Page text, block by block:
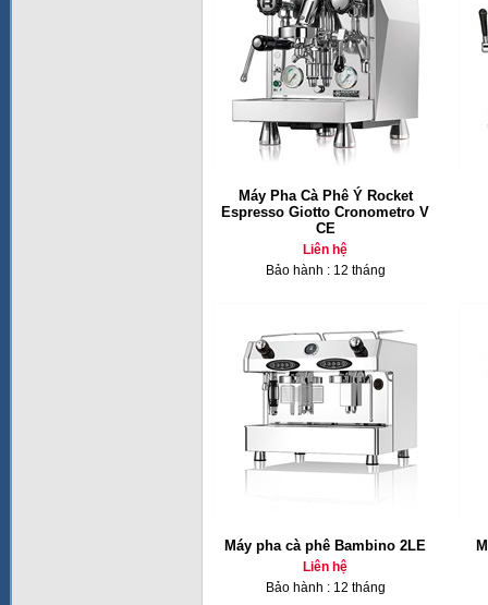
Máy Pha Cà Phê Ý Rocket
Espresso Giotto Cronometro V
CE
Liên hệ
Bảo hành : 12 tháng
Máy pha cà phê Bambino 2LE
Liên hệ
Bảo hành : 12 tháng